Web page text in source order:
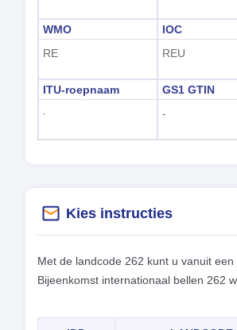
WMO
RE
IOC
REU
ITU-roepnaam
-
GS1 GTIN
-
Kies instructies
Met de landcode 262 kunt u vanuit
Bijeenkomst internationaal bellen 262